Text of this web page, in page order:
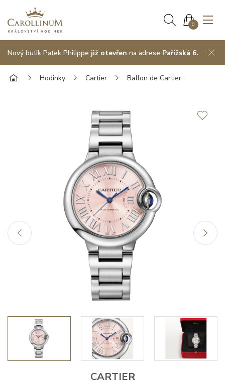
0
Nový butik Patek Philippe již otevřen na adrese Pařížská 6.
Hodinky Cartier Ballon de Cartier
CARTIER